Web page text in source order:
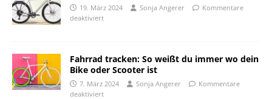
19. März 2024 Sonja Angerer
Kommentare
deaktiviert
Fahrrad tracken: So weißt du immer wo dein
Bike oder Scooter ist
7. März 2024 Sonja Angerer
Kommentare
deaktiviert